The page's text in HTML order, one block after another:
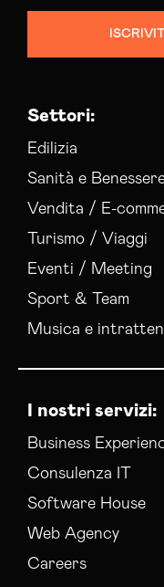
Gestione
Gestione Social
Social Media
Social Media
Sviluppo
Web Agency
Settori:
Edilizia
Sanità e
Vendita / E-
Turismo / Viaggi
Eventi / Meeting
Sport & Team
Musica e
I nostri servizi:
Business
Consulenza IT
Software House
Web Agency
Careers